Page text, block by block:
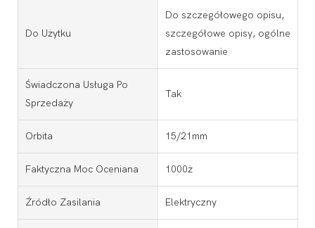
Do Użytku
Do szczegółowego opisu,
szczegółowe opisy, ogólne
zastosowanie
Świadczona Usługa Po
Sprzedaży
Tak
Orbita 15/21mm
Faktyczna Moc Oceniana 1000ż
Źródło Zasilania Elektryczny